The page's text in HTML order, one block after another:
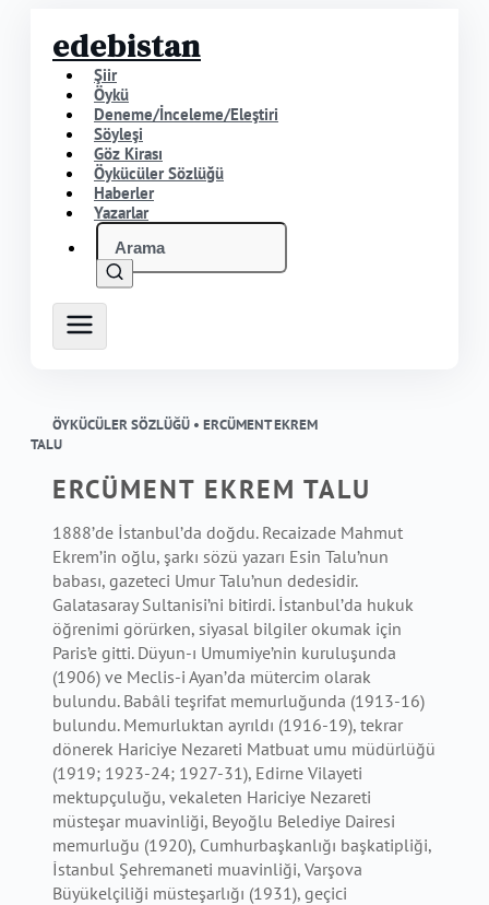
edebistan
Şiir
Öykü
Deneme/İnceleme/Eleştiri
Söyleşi
Göz Kirası
Öykücüler Sözlüğü
Haberler
Yazarlar
ÖYKÜCÜLER SÖZLÜĞÜ • ERCÜMENT EKREM
TALU
ERCÜMENT EKREM TALU
1888’de İstanbul’da doğdu. Recaizade Mahmut
Ekrem’in oğlu, şarkı sözü yazarı Esin Talu’nun
babası, gazeteci Umur Talu’nun dedesidir.
Galatasaray Sultanisi’ni bitirdi. İstanbul’da hukuk
öğrenimi görürken, siyasal bilgiler okumak için
Paris’e gitti. Düyun-ı Umumiye’nin kuruluşunda
(1906) ve Meclis-i Ayan’da mütercim olarak
bulundu. Babâli teşrifat memurluğunda (1913-16)
bulundu. Memurluktan ayrıldı (1916-19), tekrar
dönerek Hariciye Nezareti Matbuat umu müdürlüğü
(1919; 1923-24; 1927-31), Edirne Vilayeti
mektupçuluğu, vekaleten Hariciye Nezareti
müsteşar muavinliği, Beyoğlu Belediye Dairesi
memurluğu (1920), Cumhurbaşkanlığı başkatipliği,
İstanbul Şehremaneti muavinliği, Varşova
Büyükelçiliği müsteşarlığı (1931), geçici